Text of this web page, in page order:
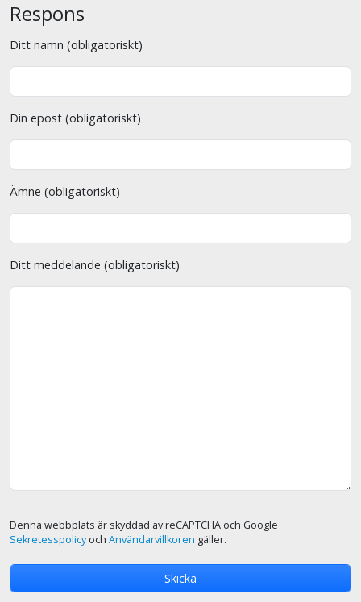
Respons
Ditt namn (obligatoriskt)
Din epost (obligatoriskt)
Ämne (obligatoriskt)
Ditt meddelande (obligatoriskt)
Denna webbplats är skyddad av reCAPTCHA och Google
Sekretesspolicyoch Användarvillkoren gäller.